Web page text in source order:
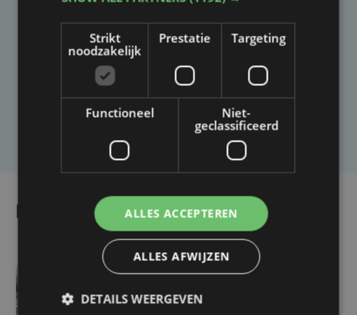
Taalfout opgemerkt?
Heb je een taal- of schrijffout opgemerkt in dit
artikel?
Laat het ons weten
Lees ook
Veurne moet zo'n twee
Strikt
noodzakelijk
Prestatie Targeting
Functioneel
Niet-
geclassificeerd
ALLES ACCEPTEREN
ALLES AFWIJZEN
DETAILS WEERGEVEN